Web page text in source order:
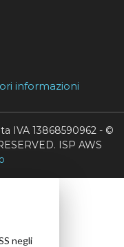
informazioni
IVA 13868590962 - ©
ISP AWS
negli